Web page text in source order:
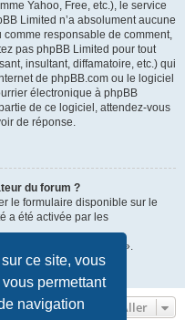
ce site, vous
permettant
navigation
Yahoo, Free, etc.), le service
Limited n’a absolument aucune
responsable de comment,
pas phpBB Limited pour tout
insultant, diffamatoire, etc.) qui
de phpBB.com ou le logiciel
électronique à phpBB
de ce logiciel, attendez-vous
de réponse.
du forum ?
le formulaire disponible sur le
a été activée par les
le lien « L’équipe ».
Aller